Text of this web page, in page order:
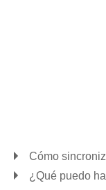
Cómo
¿Qué puedo